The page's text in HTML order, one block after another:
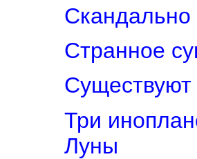
Странное
Три
Луны